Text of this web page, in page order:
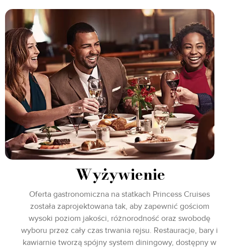
Wyżywienie
Oferta gastronomiczna na statkach Princess Cruises
została zaprojektowana tak, aby zapewnić gościom
wysoki poziom jakości, różnorodność oraz swobodę
wyboru przez cały czas trwania rejsu. Restauracje, bary i
kawiarnie tworzą spójny system diningowy, dostępny w